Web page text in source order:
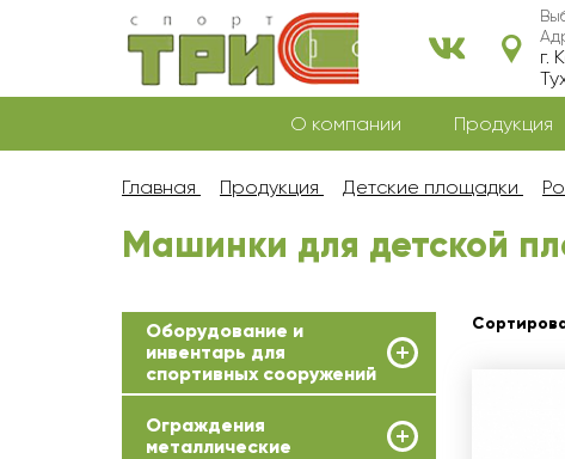
г.
О компании Продукция
Главная Продукция Детские площадки
Машинки для детской
Оборудование и
инвентарь для
спортивных сооружений
Ограждения
металлические